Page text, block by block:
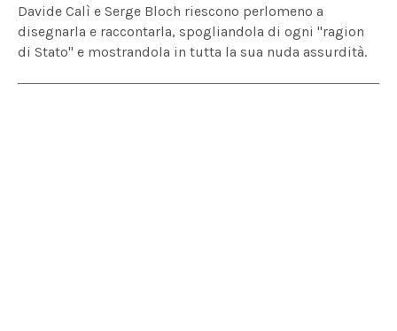
Davide Calì e Serge Bloch riescono perlomeno a
disegnarla e raccontarla, spogliandola di ogni "ragion
di Stato" e mostrandola in tutta la sua nuda assurdità.